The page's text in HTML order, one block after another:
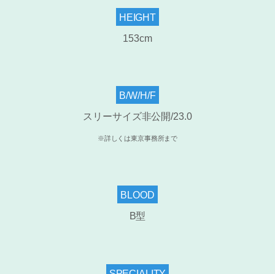
HEIGHT
153cm
B/W/H/F
スリーサイズ非公開/23.0
※詳しくは東京事務所まで
BLOOD
B型